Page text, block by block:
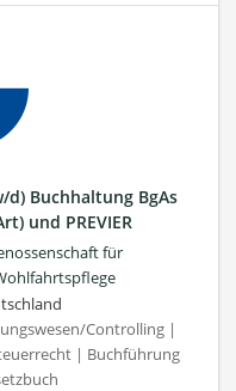
Buchhaltung BgAs
und PREVIER
für
Controlling |
| Buchführung